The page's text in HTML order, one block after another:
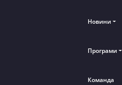
Новини
Програми
Команда